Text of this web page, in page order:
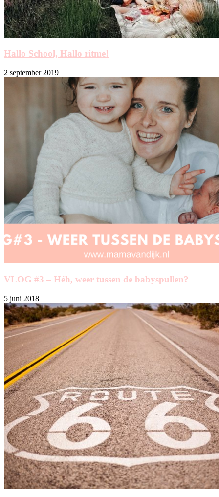
Hallo School, Hallo ritme!
2 september 2019
VLOG #3 – Héh, weer tussen de babyspullen?
5 juni 2018